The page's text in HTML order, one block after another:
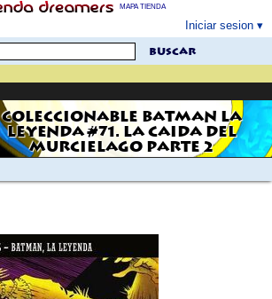
MAPA TIENDA
Iniciar sesion
buscar
COLECCIONABLE BATMAN LA
LEYENDA #71. LA CAIDA DEL
MURCIELAGO PARTE 2